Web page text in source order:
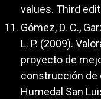
values. Third
Gómez, D. C.,
L. P. (2009).
proyecto de
construcción de
Humedal San